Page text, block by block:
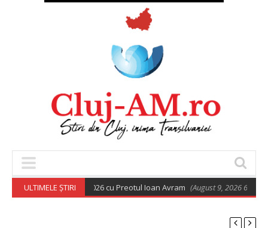
ULTIMELE ȘTIRI
din 9 august 2026 cu Preotul Ioan Avram (August 9, 2026 6:28 am)